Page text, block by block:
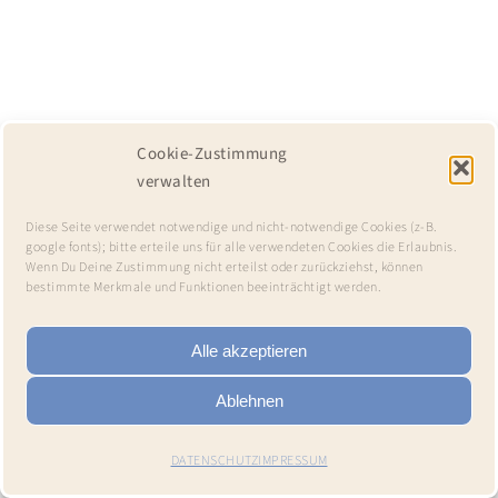
Cookie-Zustimmung
verwalten
Diese Seite verwendet notwendige und nicht-notwendige Cookies (z-B.
google fonts); bitte erteile uns für alle verwendeten Cookies die Erlaubnis.
Wenn Du Deine Zustimmung nicht erteilst oder zurückziehst, können
bestimmte Merkmale und Funktionen beeinträchtigt werden.
Alle akzeptieren
Ablehnen
DATENSCHUTZIMPRESSUM